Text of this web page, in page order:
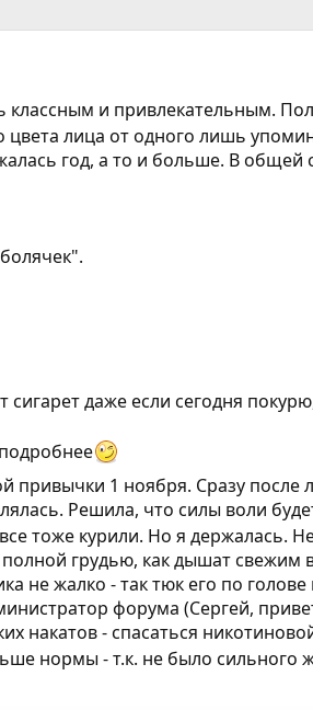
и привлекательным.
цвета лица от одного лишь
год, а то и больше. В общей
даже если сегодня
привычки 1 ноября. Сразу
Решила, что силы воли
тоже курили. Но я держалась.
полной грудью, как дышат
не жалко - так тюк его по
форума (Сергей,
накатов - спасаться
нормы - т.к. не было сильного